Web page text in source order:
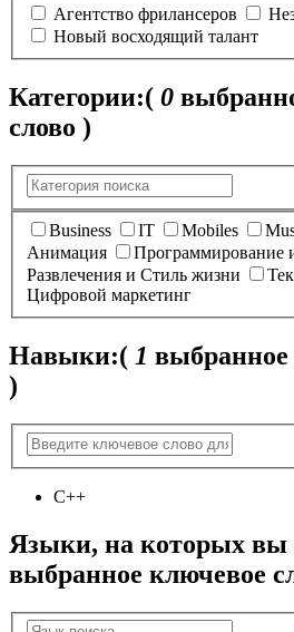
Агентство фрилансеров
Новый восходящий талант
Категории:( 0
слово )
Business IT Mobiles
Анимация
Программирование
Развлечения и Стиль жизни
Цифровой маркетинг
Навыки:( 1 выбранное
)
C++
Языки, на которых вы
выбранное ключевое